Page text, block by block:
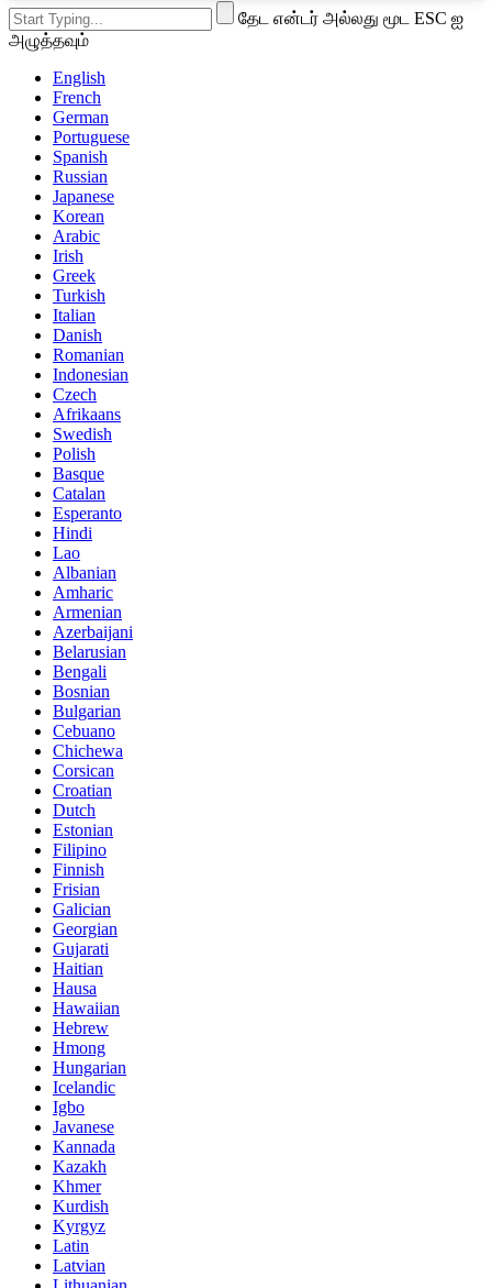
தேட என்டர் அல்லது மூட ESC ஐ
அழுத்தவும்
English
French
German
Portuguese
Spanish
Russian
Japanese
Korean
Arabic
Irish
Greek
Turkish
Italian
Danish
Romanian
Indonesian
Czech
Afrikaans
Swedish
Polish
Basque
Catalan
Esperanto
Hindi
Lao
Albanian
Amharic
Armenian
Azerbaijani
Belarusian
Bengali
Bosnian
Bulgarian
Cebuano
Chichewa
Corsican
Croatian
Dutch
Estonian
Filipino
Finnish
Frisian
Galician
Georgian
Gujarati
Haitian
Hausa
Hawaiian
Hebrew
Hmong
Hungarian
Icelandic
Igbo
Javanese
Kannada
Kazakh
Khmer
Kurdish
Kyrgyz
Latin
Latvian